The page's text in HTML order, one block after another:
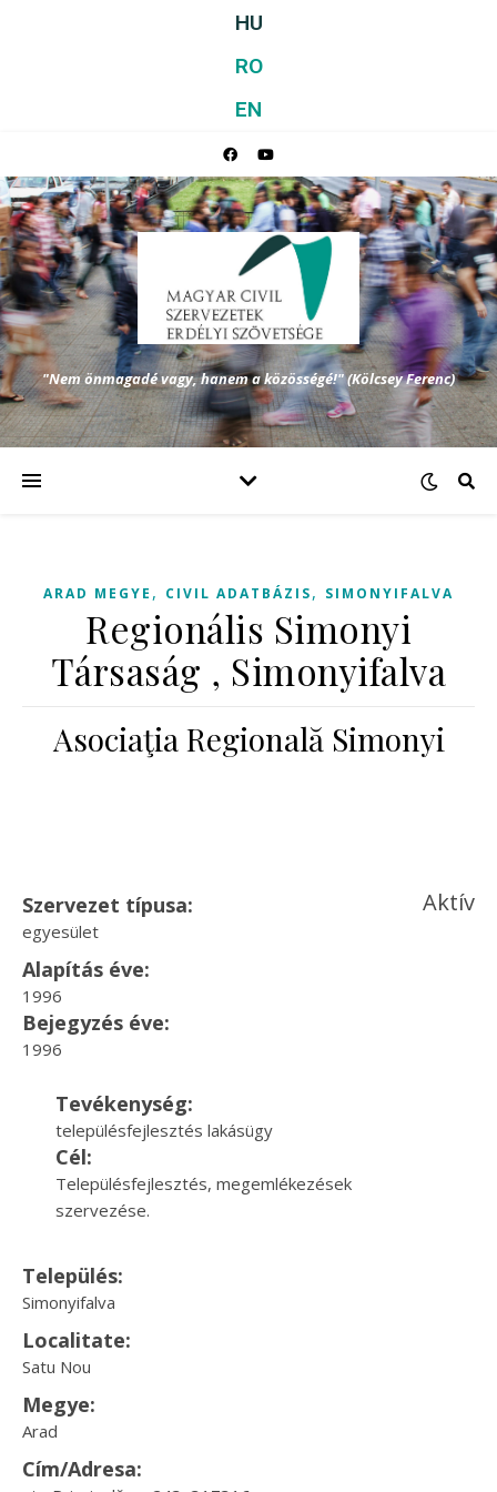
HU
RO
EN
"Nem önmagadé vagy, hanem a közösségé!" (Kölcsey Ferenc)
ARAD MEGYE , CIVIL ADATBÁZIS, SIMONYIFALVA
Regionális Simonyi
Társaság , Simonyifalva
Asociaţia Regională Simonyi
Szervezet típusa:
egyesület
Aktív
Alapítás éve:
1996
Bejegyzés éve:
1996
Tevékenység:
településfejlesztés lakásügy
Cél:
Településfejlesztés, megemlékezések
szervezése.
Település:
Simonyifalva
Localitate:
Satu Nou
Megye:
Arad
Cím/Adresa: